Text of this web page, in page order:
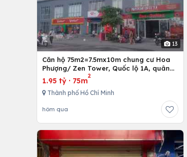
13
Căn hộ 75m2=7.5mx10m chung cư Hoa
Phượng/ Zen Tower, Quốc lộ 1A, quân
12,Tp. Hồ Chí Minh, Việt Nam
1.95 tỷ · 75m
2
Thành phố Hồ Chí Minh
hôm qua